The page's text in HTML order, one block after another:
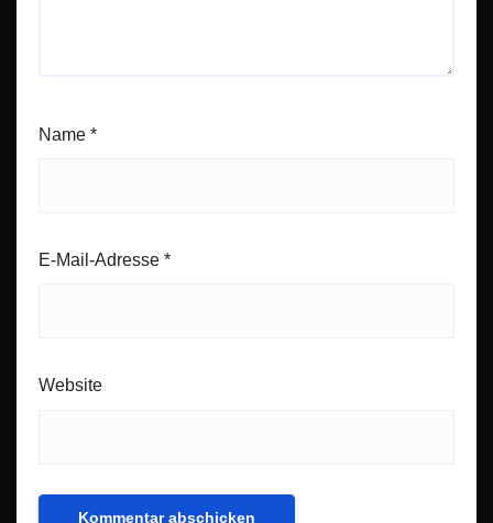
Name *
E-Mail-Adresse *
Website